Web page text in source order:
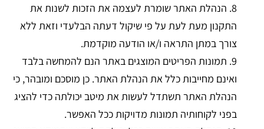
8. הנהלת האתר שומרת לעצמה את הזכות לשנות את
התקנון מעת לעת על פי שיקול דעתה הבלעדי וזאת ללא
צורך במתן התראה ו/או הודעה מוקדמת.
9. תמונות הפריטים המוצגים באתר הנם להמחשה בלבד
ואינם מחייבות כלל את הנהלת האתר. כן מוסכם ומובהר, כי
הנהלת האתר תשתדל לעשות את מיטב יכולתה כדי להציג
בפני לקוחותיה תמונות מדויקות ככל האפשר.